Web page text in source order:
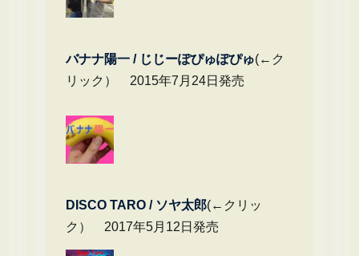
バナナ陽一 / じじーぽぴゅぽぴゅ(←ク
リック） 2015年7月24日発売
DISCO TARO / ソヤ太郎(←クリッ
ク） 2017年5月12日発売